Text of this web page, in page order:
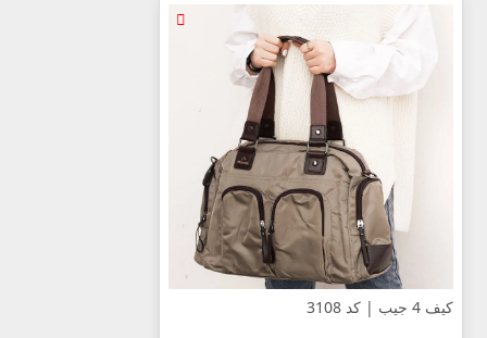
کیف 4 جیب | کد 3108